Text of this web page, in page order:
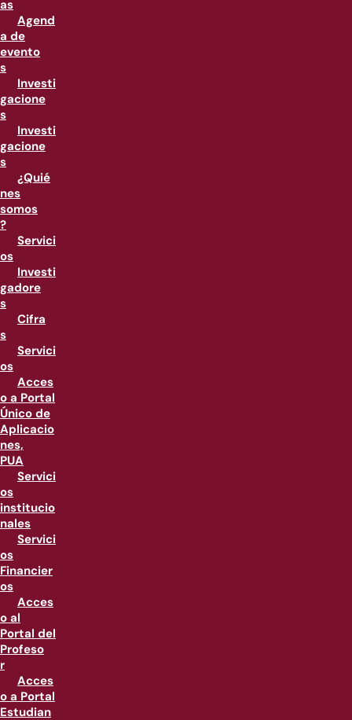
as
Agend
a de
evento
s
Investi
gacione
s
Investi
gacione
s
¿Quié
nes
somos
?
Servici
os
Investi
gadore
s
Cifra
s
Servici
os
Acces
o a Portal
Único de
Aplicacio
nes,
PUA
Servici
os
institucio
nales
Servici
os
Financier
os
Acces
o al
Portal del
Profeso
r
Acces
o a Portal
Estudian